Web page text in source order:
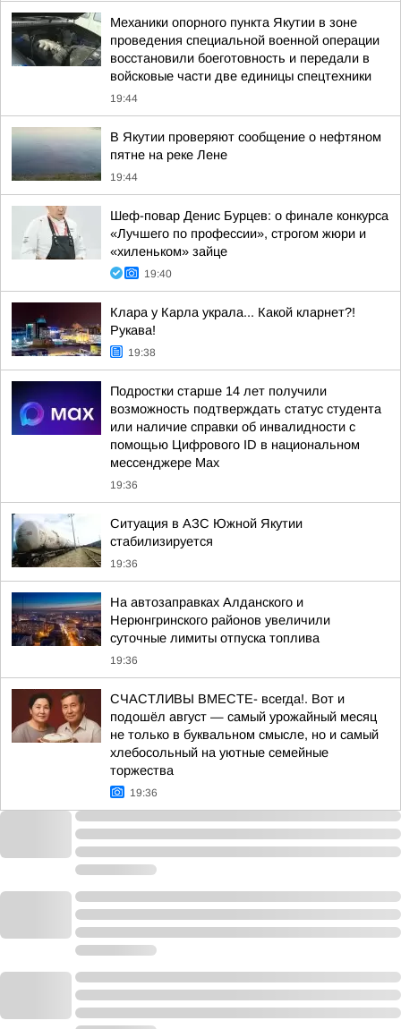
Механики опорного пункта Якутии в зоне
проведения специальной военной операции
восстановили боеготовность и передали в
войсковые части две единицы спецтехники
19:44
В Якутии проверяют сообщение о нефтяном
пятне на реке Лене
19:44
Шеф-повар Денис Бурцев: о финале конкурса
«Лучшего по профессии», строгом жюри и
«хиленьком» зайце
19:40
Клара у Карла украла... Какой кларнет?!
Рукава!
19:38
Подростки старше 14 лет получили
возможность подтверждать статус студента
или наличие справки об инвалидности с
помощью Цифрового ID в национальном
мессенджере Мах
19:36
Ситуация в АЗС Южной Якутии
стабилизируется
19:36
На автозаправках Алданского и
Нерюнгринского районов увеличили
суточные лимиты отпуска топлива
19:36
СЧАСТЛИВЫ ВМЕСТЕ- всегда!. Вот и
подошёл август — самый урожайный месяц
не только в буквальном смысле, но и самый
хлебосольный на уютные семейные
торжества
19:36